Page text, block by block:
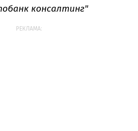
консалтинг"
РЕКЛАМА: